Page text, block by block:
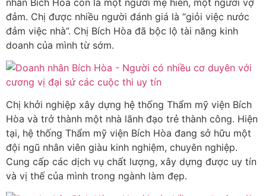
đảm. Chị được nhiều người đánh giá là “giỏi việc nước
đảm việc nhà”. Chị Bích Hòa đã bộc lộ tài năng kinh
doanh của mình từ sớm.
Chị khởi nghiệp xây dựng hệ thống Thẩm mỹ viện Bích
Hòa và trở thành một nhà lãnh đạo trẻ thành công. Hiện
tại, hệ thống Thẩm mỹ viện Bích Hòa đang sở hữu một
đội ngũ nhân viên giàu kinh nghiệm, chuyên nghiệp.
Cung cấp các dịch vụ chất lượng, xây dựng được uy tín
và vị thế của mình trong ngành làm đẹp.